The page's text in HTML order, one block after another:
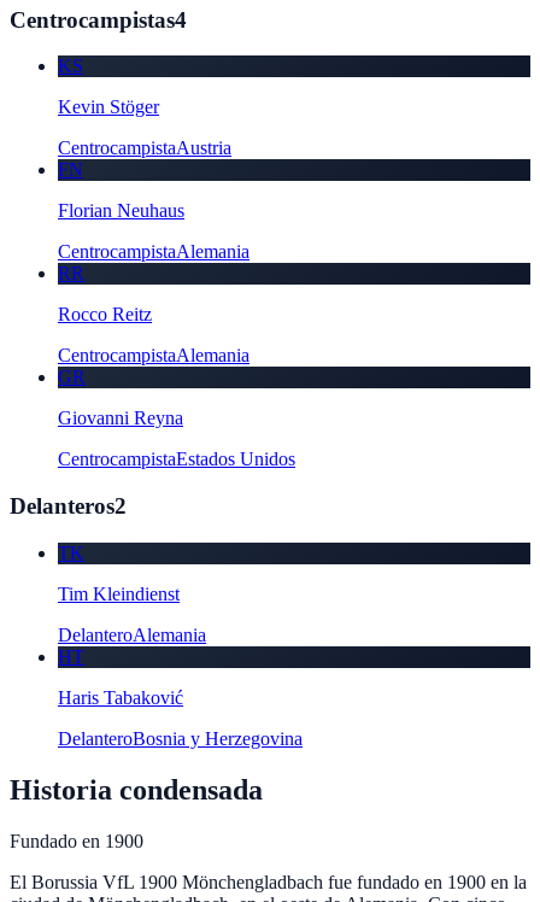
Centrocampistas4
KS
Kevin Stöger
CentrocampistaAustria
FN
Florian Neuhaus
CentrocampistaAlemania
RR
Rocco Reitz
CentrocampistaAlemania
GR
Giovanni Reyna
CentrocampistaEstados Unidos
Delanteros2
TK
Tim Kleindienst
DelanteroAlemania
HT
Haris Tabaković
DelanteroBosnia y Herzegovina
Historia condensada
Fundado en 1900
El Borussia VfL 1900 Mönchengladbach fue fundado en 1900 en la